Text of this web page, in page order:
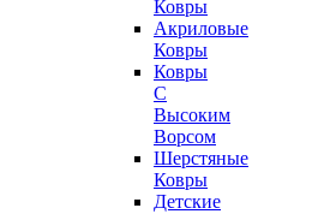
Ковры
Акриловые
Ковры
Ковры
С
Высоким
Ворсом
Шерстяные
Ковры
Детские